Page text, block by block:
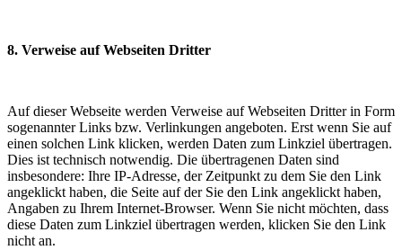
8. Verweise auf Webseiten Dritter
Auf dieser Webseite werden Verweise auf Webseiten Dritter in Form
sogenannter Links bzw. Verlinkungen angeboten. Erst wenn Sie auf
einen solchen Link klicken, werden Daten zum Linkziel übertragen.
Dies ist technisch notwendig. Die übertragenen Daten sind
insbesondere: Ihre IP-Adresse, der Zeitpunkt zu dem Sie den Link
angeklickt haben, die Seite auf der Sie den Link angeklickt haben,
Angaben zu Ihrem Internet-Browser. Wenn Sie nicht möchten, dass
diese Daten zum Linkziel übertragen werden, klicken Sie den Link
nicht an.